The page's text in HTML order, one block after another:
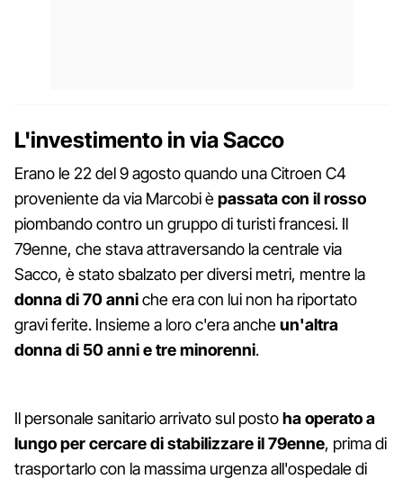
L'investimento in via Sacco
Erano le 22 del 9 agosto quando una Citroen C4
proveniente da via Marcobi èpassata con il rosso
piombando contro un gruppo di turisti francesi. Il
79enne, che stava attraversando la centrale via
Sacco, è stato sbalzato per diversi metri, mentre la
donna di 70 anniche era con lui non ha riportato
gravi ferite. Insieme a loro c'era ancheun'altra
donna di 50 anni e tre minorenni.
Il personale sanitario arrivato sul postoha operato a
lungo per cercare di stabilizzare il 79enne, prima di
trasportarlo con la massima urgenza all'ospedale di